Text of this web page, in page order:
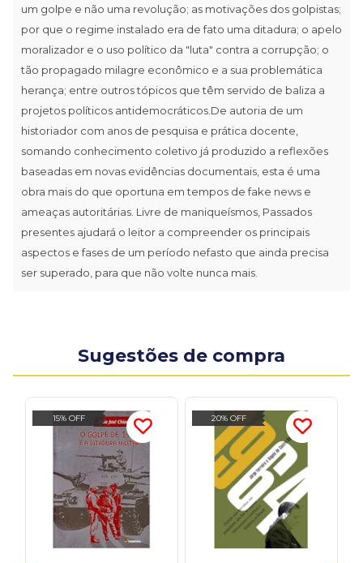
um golpe e não uma revolução; as motivações dos golpistas;
por que o regime instalado era de fato uma ditadura; o apelo
moralizador e o uso político da "luta" contra a corrupção; o
tão propagado milagre econômico e a sua problemática
herança; entre outros tópicos que têm servido de baliza a
projetos políticos antidemocráticos.De autoria de um
historiador com anos de pesquisa e prática docente,
somando conhecimento coletivo já produzido a reflexões
baseadas em novas evidências documentais, esta é uma
obra mais do que oportuna em tempos de fake news e
ameaças autoritárias. Livre de maniqueísmos, Passados
presentes ajudará o leitor a compreender os principais
aspectos e fases de um período nefasto que ainda precisa
ser superado, para que não volte nunca mais.
Sugestões de compra
15% OFF 20% OFF